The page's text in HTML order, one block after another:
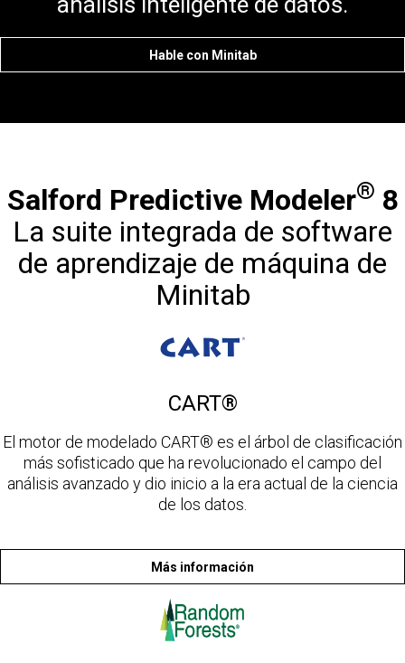
Hable con Minitab
Salford Predictive Modeler® 8
La suite integrada de software
de aprendizaje de máquina de
Minitab
CART®
El motor de modelado CART® es el árbol de clasificación
más sofisticado que ha revolucionado el campo del
análisis avanzado y dio inicio a la era actual de la ciencia
de los datos.
Más información